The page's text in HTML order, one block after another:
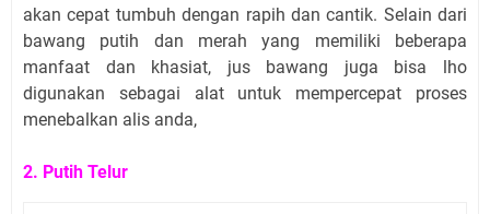
akan cepat tumbuh dengan rapih dan cantik. Selain dari
bawang putih dan merah yang memiliki beberapa
manfaat dan khasiat, jus bawang juga bisa lho
digunakan sebagai alat untuk mempercepat proses
menebalkan alis anda,
2. Putih Telur